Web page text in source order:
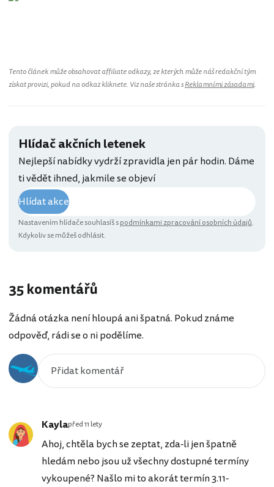
Tento článek může obsahovat affiliate odkazy, ze kterých může náš redakční tým
získat provizi, pokud na odkaz kliknete. Viz naše stránka sReklamními zásadami.
Hlídač akčních letenek
Nejlepší nabídky vydrží zpravidla jen pár hodin. Dáme
ti vědět ihned, jakmile se objeví
Hlídat akce
Nastavením hlídače souhlasíš spodmínkami zpracování osobních údajů.
Kdykoliv se můžeš odhlásit.
35 komentářů
Žádná otázka není hloupá ani špatná. Pokud známe
odpověď, rádi se o ni podělíme.
Kaylapřed 11 lety
Ahoj, chtěla bych se zeptat, zda-li jen špatně
hledám nebo jsou už všechny dostupné termíny
vykoupené? Našlo mi to akorát termín 3.11-